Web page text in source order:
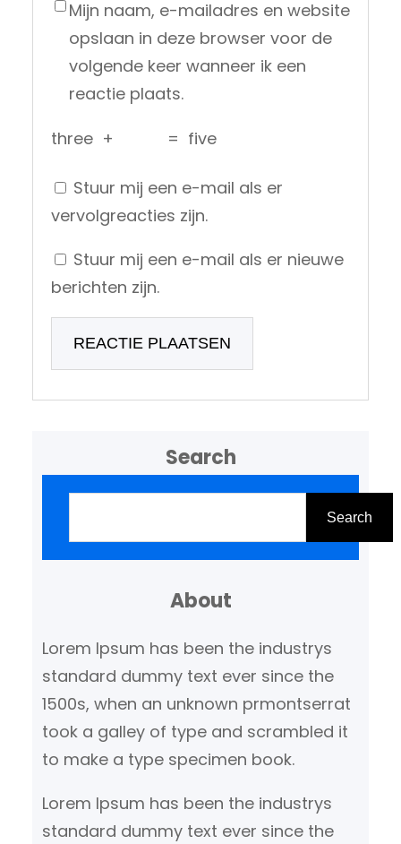
Mijn naam, e-mailadres en website
opslaan in deze browser voor de
volgende keer wanneer ik een
reactie plaats.
three + = five
Stuur mij een e-mail als er
vervolgreacties zijn.
Stuur mij een e-mail als er nieuwe
berichten zijn.
Search
Search
About
Lorem Ipsum has been the industrys
standard dummy text ever since the
1500s, when an unknown prmontserrat
took a galley of type and scrambled it
to make a type specimen book.
Lorem Ipsum has been the industrys
standard dummy text ever since the